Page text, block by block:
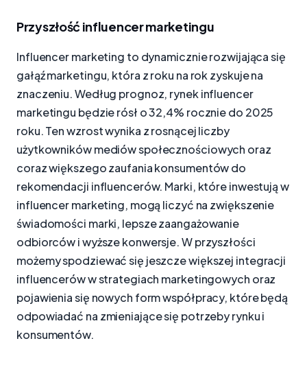
Przyszłość influencer marketingu
Influencer marketing to dynamicznie rozwijająca się
gałąź marketingu, która z roku na rok zyskuje na
znaczeniu. Według prognoz, rynek influencer
marketingu będzie rósł o 32,4% rocznie do 2025
roku. Ten wzrost wynika z rosnącej liczby
użytkowników mediów społecznościowych oraz
coraz większego zaufania konsumentów do
rekomendacji influencerów. Marki, które inwestują w
influencer marketing, mogą liczyć na zwiększenie
świadomości marki, lepsze zaangażowanie
odbiorców i wyższe konwersje. W przyszłości
możemy spodziewać się jeszcze większej integracji
influencerów w strategiach marketingowych oraz
pojawienia się nowych form współpracy, które będą
odpowiadać na zmieniające się potrzeby rynku i
konsumentów.